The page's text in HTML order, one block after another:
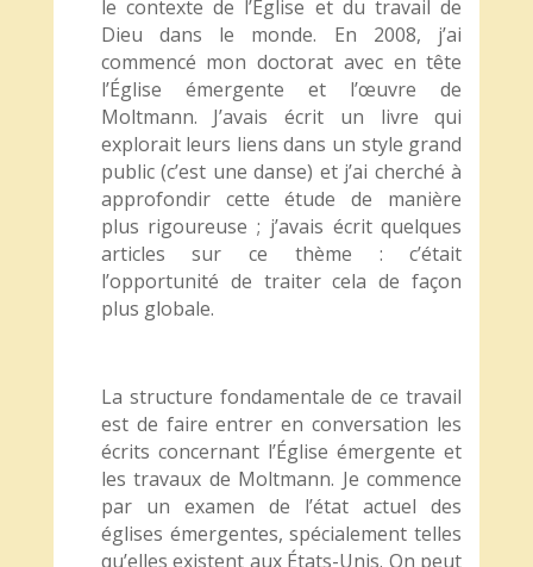
le contexte de l’Église et du travail de
Dieu dans le monde. En 2008, j’ai
commencé mon doctorat avec en tête
l’Église émergente et l’œuvre de
Moltmann. J’avais écrit un livre qui
explorait leurs liens dans un style grand
public (c’est une danse) et j’ai cherché à
approfondir cette étude de manière
plus rigoureuse ; j’avais écrit quelques
articles sur ce thème : c’était
l’opportunité de traiter cela de façon
plus globale.
La structure fondamentale de ce travail
est de faire entrer en conversation les
écrits concernant l’Église émergente et
les travaux de Moltmann. Je commence
par un examen de l’état actuel des
églises émergentes, spécialement telles
qu’elles existent aux États-Unis. On peut